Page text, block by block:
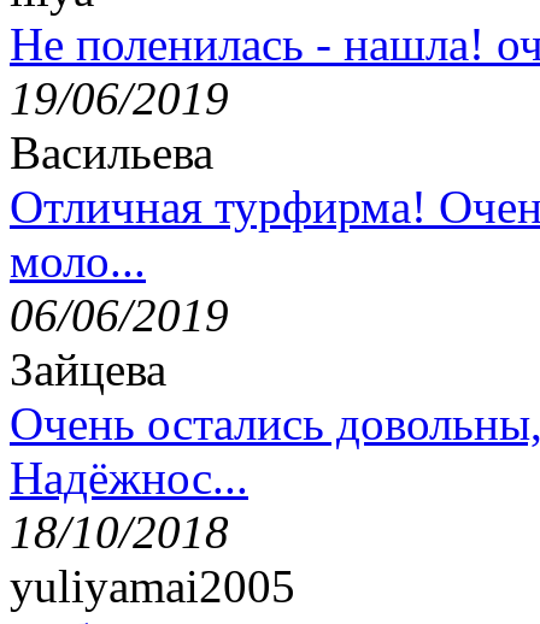
Не поленилась - нашла!
19/06/2019
Васильева
Отличная турфирма!
моло...
06/06/2019
Зайцева
Очень остались
Надёжнос...
18/10/2018
yuliyamai2005